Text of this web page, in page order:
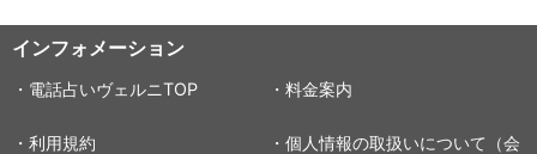
インフォメーション
・電話占いヴェルニTOP ・料金案内
・利用規約
・個人情報の取扱いについて（会